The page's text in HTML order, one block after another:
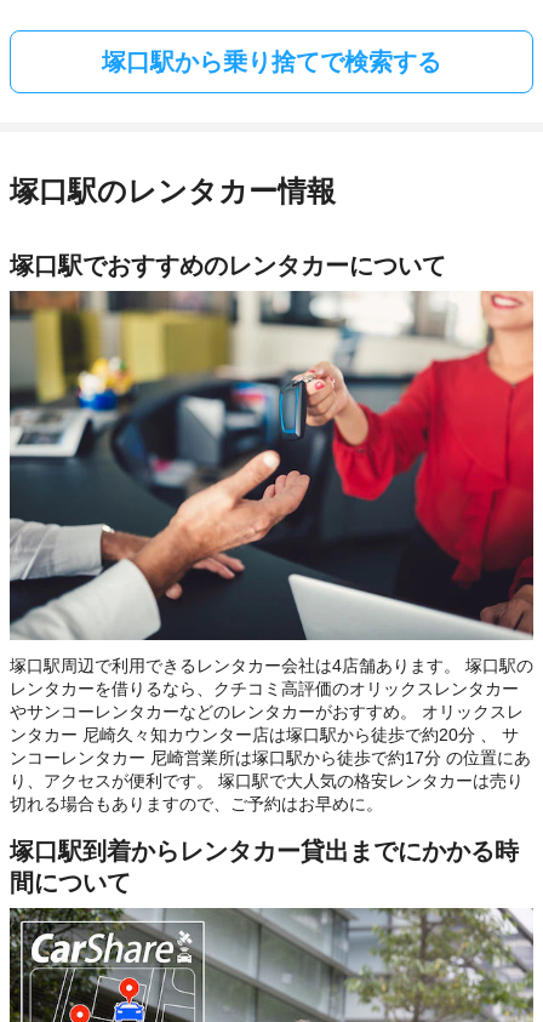
塚口駅から乗り捨てで検索する
塚口駅のレンタカー情報
塚口駅でおすすめのレンタカーについて
塚口駅周辺で利用できるレンタカー会社は4店舗あります。 塚口駅の
レンタカーを借りるなら、クチコミ高評価のオリックスレンタカー
やサンコーレンタカーなどのレンタカーがおすすめ。 オリックスレ
ンタカー 尼崎久々知カウンター店は塚口駅から徒歩で約20分 、 サ
ンコーレンタカー 尼崎営業所は塚口駅から徒歩で約17分 の位置にあ
り、アクセスが便利です。 塚口駅で大人気の格安レンタカーは売り
切れる場合もありますので、ご予約はお早めに。
塚口駅到着からレンタカー貸出までにかかる時
間について